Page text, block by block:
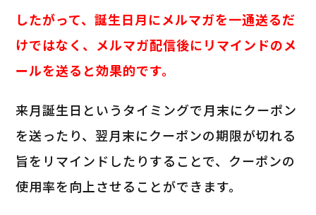
したがって、誕生日月にメルマガを一通送るだ
けではなく、メルマガ配信後にリマインドのメ
ールを送ると効果的です。
来月誕生日というタイミングで月末にクーポン
を送ったり、翌月末にクーポンの期限が切れる
旨をリマインドしたりすることで、クーポンの
使用率を向上させることができます。